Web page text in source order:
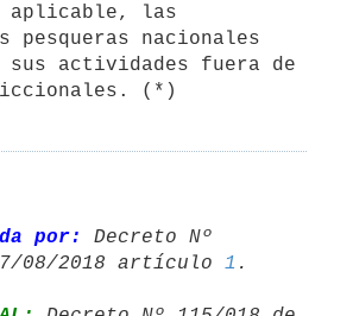
aplicable, las
pesqueras nacionales
sus actividades fuera de
(*)
por:
Decreto Nº
08/2018 artículo 1